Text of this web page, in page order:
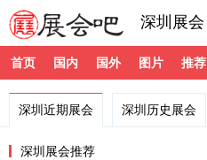
深圳展会
首页 国内 国外 图片 推荐
深圳近期展会 深圳历史展会
深圳展会推荐